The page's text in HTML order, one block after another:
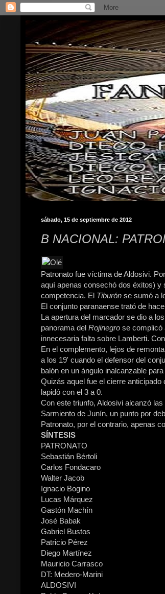
sábado, 15 de septiembre de 2012
B NACIONAL:
Patronato fue víctima de Aldosivi.
aquí apenas consechó dos éxitos) y
competencia. El Tiburón se sumó a
El conjunto paranaense trató de
La apertura del marcador se dio a
panorama del Rojinegro se complicó
innecesaria falta sobre Lamberti.
En el complemento, lejos de
a los 19' cuando el defensor del
balón en un ángulo inalcanzable para
Quizás aquel fue el cierre
lapidó con el 3 a 0.
Con este triunfo, Aldosivi alcanzó
Sarmiento de Junín, un punto por
Patronato, por el contrario, apenas
SÍNTESIS
PATRONATO
Sebastián Bértoli
Carlos Fondacaro
Walter Jacob
Ignacio Bogino
Lucas Márquez
Gastón Machín
José Babak
Gabriel Bustos
Patricio Pérez
Diego Martínez
Mauricio Carrasco
DT: Medero-Marini
ALDOSIVI